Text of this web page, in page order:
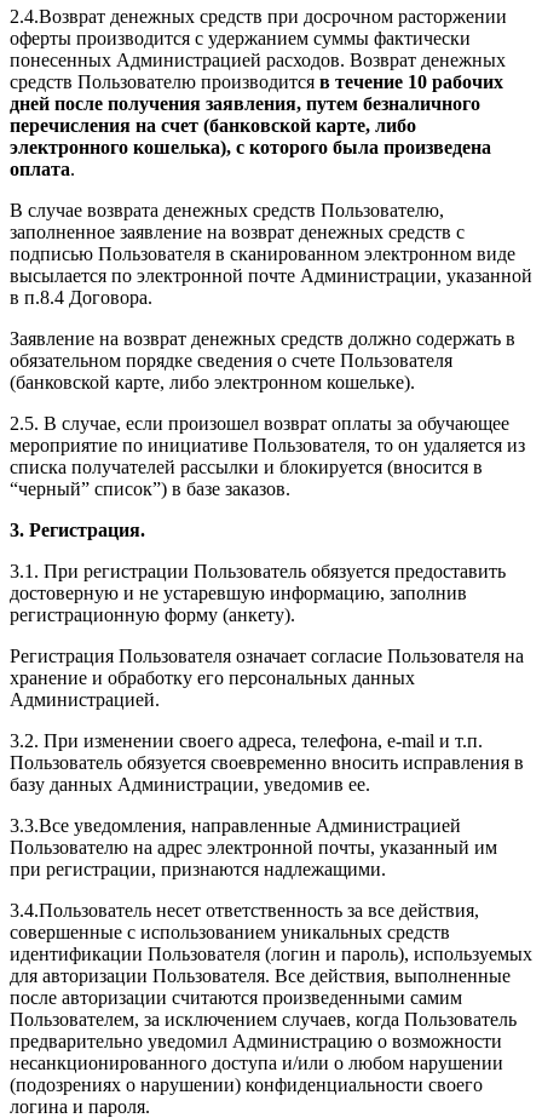
2.4.Возврат денежных средств при досрочном расторжении
оферты производится с удержанием суммы фактически
понесенных Администрацией расходов. Возврат денежных
средств Пользователю производится в течение 10 рабочих
дней после получения заявления, путем безналичного
перечисления на счет (банковской карте, либо
электронного кошелька), с которого была произведена
оплата.
В случае возврата денежных средств Пользователю,
заполненное заявление на возврат денежных средств с
подписью Пользователя в сканированном электронном виде
высылается по электронной почте Администрации, указанной
в п.8.4 Договора.
Заявление на возврат денежных средств должно содержать в
обязательном порядке сведения о счете Пользователя
(банковской карте, либо электронном кошельке).
2.5. В случае, если произошел возврат оплаты за обучающее
мероприятие по инициативе Пользователя, то он удаляется из
списка получателей рассылки и блокируется (вносится в
“черный” список”) в базе заказов.
3. Регистрация.
3.1. При регистрации Пользователь обязуется предоставить
достоверную и не устаревшую информацию, заполнив
регистрационную форму (анкету).
Регистрация Пользователя означает согласие Пользователя на
хранение и обработку его персональных данных
Администрацией.
3.2. При изменении своего адреса, телефона, e-mail и т.п.
Пользователь обязуется своевременно вносить исправления в
базу данных Администрации, уведомив ее.
3.3.Все уведомления, направленные Администрацией
Пользователю на адрес электронной почты, указанный им
при регистрации, признаются надлежащими.
3.4.Пользователь несет ответственность за все действия,
совершенные с использованием уникальных средств
идентификации Пользователя (логин и пароль), используемых
для авторизации Пользователя. Все действия, выполненные
после авторизации считаются произведенными самим
Пользователем, за исключением случаев, когда Пользователь
предварительно уведомил Администрацию о возможности
несанкционированного доступа и/или о любом нарушении
(подозрениях о нарушении) конфиденциальности своего
логина и пароля.